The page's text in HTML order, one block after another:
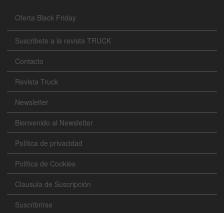
Oferta Black Friday
Suscribete a la revista TRUCK
Contacto
Revista Truck
Newsletter
Bienvenido al Newsletter
Política de privacidad
Política de Cookies
Clausula de Suscripción
Suscribrirse